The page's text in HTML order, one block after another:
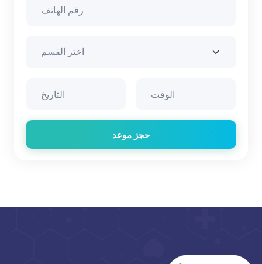
حجز موعد